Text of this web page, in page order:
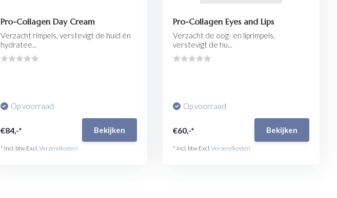
Pro-Collagen Day Cream
Verzacht rimpels, verstevigt de huid én
hydratee...
Op voorraad
€84,-* Bekijken
* Incl. btw Excl.Verzendkosten
Pro-Collagen Eyes and Lips
Verzacht de oog- en liprimpels,
verstevigt de hu...
Op voorraad
€60,-* Bekijken
* Incl. btw Excl.Verzendkosten